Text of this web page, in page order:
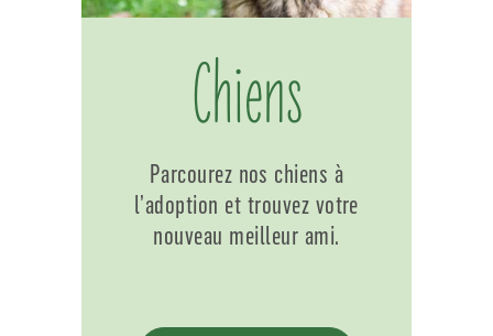
Chiens
Parcourez nos chiens à
l’adoption et trouvez votre
nouveau meilleur ami.